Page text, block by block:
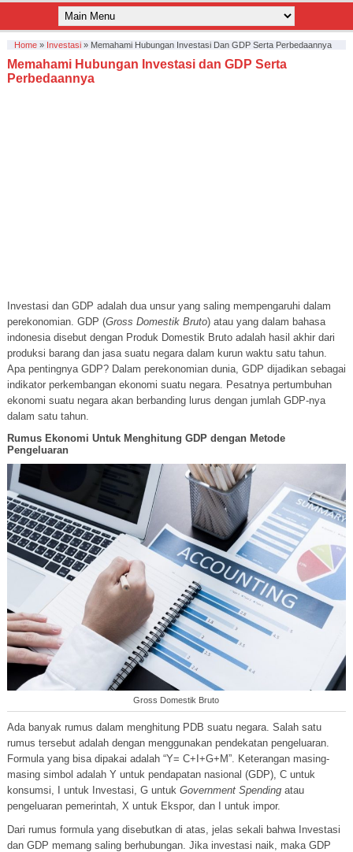
Home» Investasi» Memahami Hubungan Investasi Dan GDP Serta Perbedaannya
Memahami Hubungan Investasi dan GDP Serta
Perbedaannya
Investasi dan GDP adalah dua unsur yang saling mempengaruhi dalam
perekonomian. GDP (Gross Domestik Bruto) atau yang dalam bahasa
indonesia disebut dengan Produk Domestik Bruto adalah hasil akhir dari
produksi barang dan jasa suatu negara dalam kurun waktu satu tahun.
Apa pentingnya GDP? Dalam perekonomian dunia, GDP dijadikan sebagai
indikator perkembangan ekonomi suatu negara. Pesatnya pertumbuhan
ekonomi suatu negara akan berbanding lurus dengan jumlah GDP-nya
dalam satu tahun.
Rumus Ekonomi Untuk Menghitung GDP dengan Metode
Pengeluaran
Gross Domestik Bruto
Ada banyak rumus dalam menghitung PDB suatu negara. Salah satu
rumus tersebut adalah dengan menggunakan pendekatan pengeluaran.
Formula yang bisa dipakai adalah “Y= C+I+G+M”. Keterangan masing-
masing simbol adalah Y untuk pendapatan nasional (GDP), C untuk
konsumsi, I untuk Investasi, G untuk Government Spending atau
pengeluaran pemerintah, X untuk Ekspor, dan I untuk impor.
Dari rumus formula yang disebutkan di atas, jelas sekali bahwa Investasi
dan GDP memang saling berhubungan. Jika investasi naik, maka GDP